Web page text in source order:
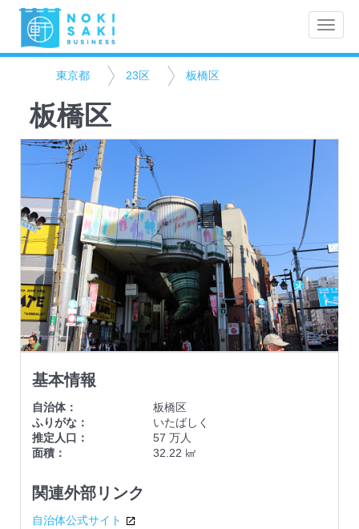
Toggle
東京都 23区 板橋区
板橋区
基本情報
自治体
板橋区
ふりがな
いたばしく
推定人口
57 万人
面積
32.22 ㎢
関連外部リンク
自治体公式サイト